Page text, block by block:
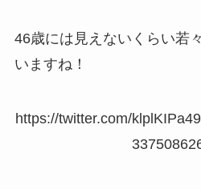
46歳には見えないくらい若
いますね！
https://twitter.com/